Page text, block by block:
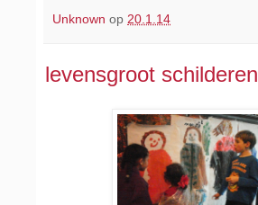
Unknown op 20.1.14
levensgroot schilderen